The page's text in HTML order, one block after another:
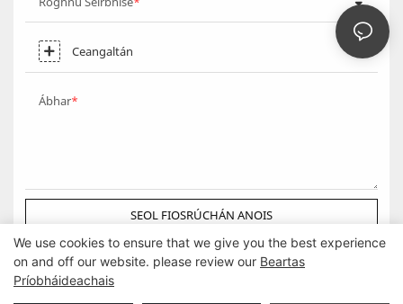
Ceangaltán
Ábhar
SEOL FIOSRÚCHÁN ANOIS
We use cookies to ensure that we give you the best experience
on and off our website. please review our Beartas
Príobháideachais